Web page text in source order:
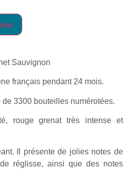
Sauvignon
français pendant 24 mois.
3300 bouteilles numérotées.
rouge grenat très intense et
Il présente de jolies notes de
réglisse, ainsi que des notes